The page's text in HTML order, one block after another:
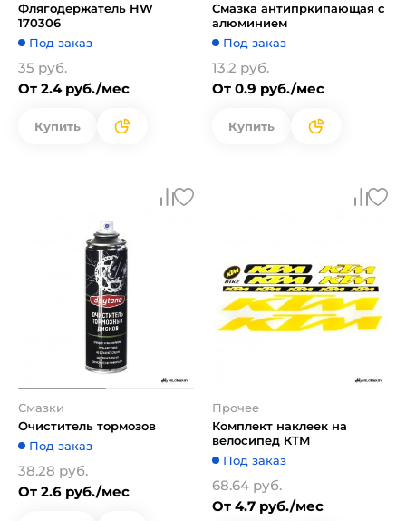
Флягодержатель HW
170306
Под заказ
35 руб.
От 2.4 руб./мес
Купить
Смазка антипркипающая с
алюминием
Под заказ
13.2 руб.
От 0.9 руб./мес
Купить
Смазки
Очиститель тормозов
Под заказ
38.28 руб.
От 2.6 руб./мес
Прочее
Комплект наклеек на
велосипед КТМ
Под заказ
68.64 руб.
От 4.7 руб./мес